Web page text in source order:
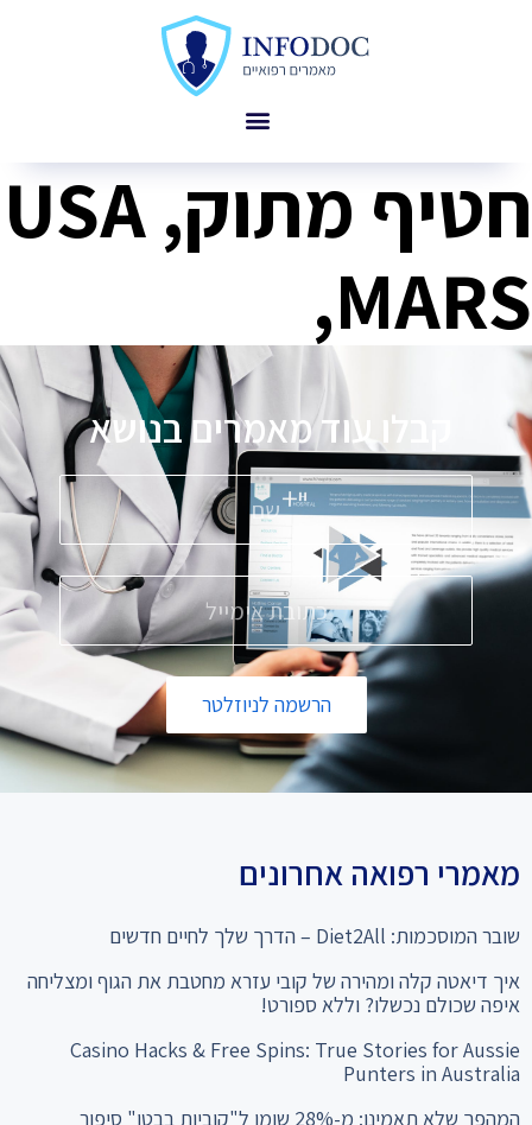
חטיף מתוק, USA
,MARS
קבלו עוד מאמרים בנושאפ
הרשמה לניוזלטר
מאמרי רפואה אחרונים
שובר המוסכמות: Diet2All – הדרך שלך לחיים חדשים
איך דיאטה קלה ומהירה של קובי עזרא מחטבת את הגוף ומצליחה
איפה שכולם נכשלו? וללא ספורט!
Casino Hacks & Free Spins: True Stories for Aussie
Punters in Australia
המהפך שלא תאמינו: מ-28% שומן ל"קוביות בבטן" סיפור